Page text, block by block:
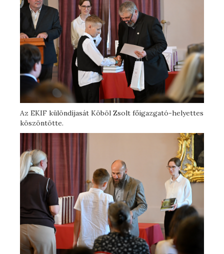
Az EKIF különdíjasát Köböl Zsolt főigazgató-helyettes
köszöntötte.